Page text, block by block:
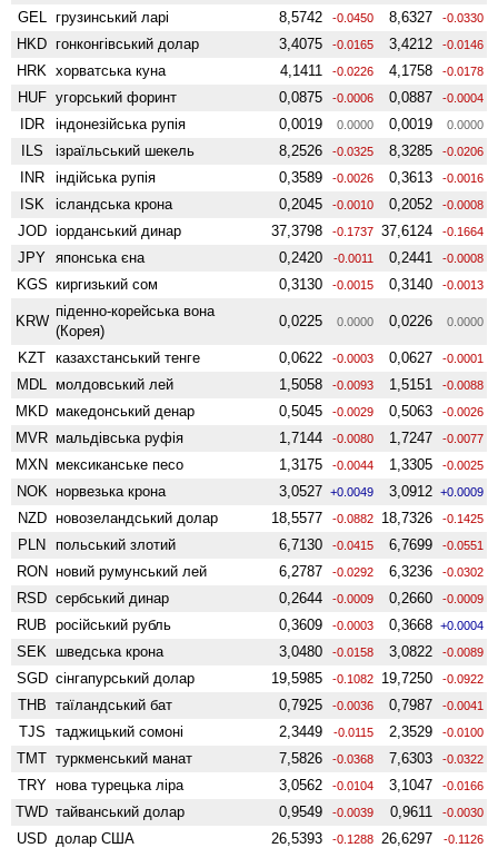
GEL грузинський ларі 8,5742 -0.0450 8,6327 -0.0330
HKD гонконгівський долар 3,4075 -0.0165 3,4212 -0.0146
HRK хорватська куна 4,1411 -0.0226 4,1758 -0.0178
HUF угорський форинт 0,0875 -0.0006 0,0887 -0.0004
IDR індонезійська рупія 0,0019 0.0000 0,0019 0.0000
ILS ізраїльський шекель 8,2526 -0.0325 8,3285 -0.0206
INR індійська рупія 0,3589 -0.0026 0,3613 -0.0016
ISK ісландська крона 0,2045 -0.0010 0,2052 -0.0008
JOD іорданський динар 37,3798 -0.1737 37,6124 -0.1664
JPY японська єна 0,2420 -0.0011 0,2441 -0.0008
KGS киргизький сом 0,3130 -0.0015 0,3140 -0.0013
KRW
піденно-корейська вона
(Корея)
0,0225 0.0000 0,0226 0.0000
KZT казахстанський тенге 0,0622 -0.0003 0,0627 -0.0001
MDL молдовський лей 1,5058 -0.0093 1,5151 -0.0088
MKD македонський денар 0,5045 -0.0029 0,5063 -0.0026
MVR мальдівська руфія 1,7144 -0.0080 1,7247 -0.0077
MXN мексиканське песо 1,3175 -0.0044 1,3305 -0.0025
NOK норвезька крона 3,0527 +0.0049 3,0912 +0.0009
NZD ново­зеландський долар 18,5577 -0.0882 18,7326 -0.1425
PLN польський злотий 6,7130 -0.0415 6,7699 -0.0551
RON новий румунський лей 6,2787 -0.0292 6,3236 -0.0302
RSD сербський динар 0,2644 -0.0009 0,2660 -0.0009
RUB російський рубль 0,3609 -0.0003 0,3668 +0.0004
SEK шведська крона 3,0480 -0.0158 3,0822 -0.0089
SGD сінгапурський долар 19,5985 -0.1082 19,7250 -0.0922
THB таїландський бат 0,7925 -0.0036 0,7987 -0.0041
TJS таджицький сомоні 2,3449 -0.0115 2,3529 -0.0100
TMT туркменський манат 7,5826 -0.0368 7,6303 -0.0322
TRY нова турецька ліра 3,0562 -0.0104 3,1047 -0.0166
TWD тайванський долар 0,9549 -0.0039 0,9611 -0.0030
USD долар США 26,5393 -0.1288 26,6297 -0.1126